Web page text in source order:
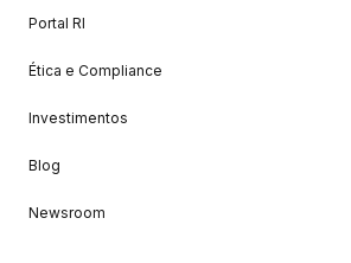
Portal RI
Ética e Compliance
Investimentos
Blog
Newsroom